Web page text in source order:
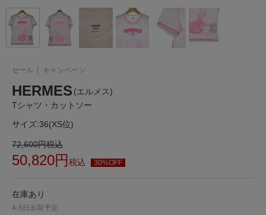
セール キャンペーン
HERMES (エルメス)
Tシャツ・カットソー
サイズ:36(XS位)
72,600円税込
50,820円税込 30%OFF
在庫あり
4-5日出荷予定